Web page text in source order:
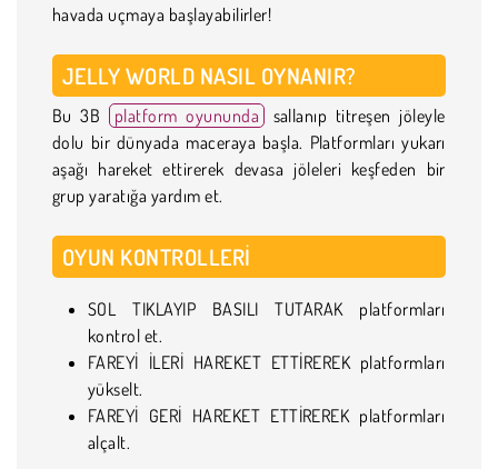
havada uçmaya başlayabilirler!
JELLY WORLD NASIL OYNANIR?
Bu 3B platform oyununda
sallanıp titreşen jöleyle
dolu bir dünyada maceraya başla. Platformları yukarı
aşağı hareket ettirerek devasa jöleleri keşfeden bir
grup yaratığa yardım et.
OYUN KONTROLLERI
SOL TIKLAYIP BASILI TUTARAK platformları
kontrol et.
FAREYİ İLERİ HAREKET ETTİREREK platformları
yükselt.
FAREYİ GERİ HAREKET ETTİREREK platformları
alçalt.